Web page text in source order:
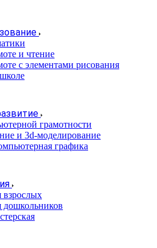
и чтение
с элементами рисования
грамотности
и 3d-моделирование
графика
взрослых
дошкольников